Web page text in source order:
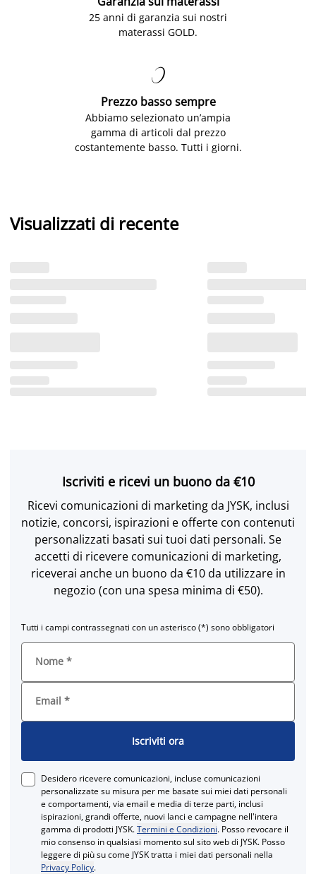
25 anni di garanzia sui nostri
materassi GOLD.

Prezzo basso sempre
Abbiamo selezionato un’ampia
gamma di articoli dal prezzo
costantemente basso. Tutti i giorni.
Visualizzati di recente
Iscriviti e ricevi un buono da €10
Ricevi comunicazioni di marketing da JYSK, inclusi
notizie, concorsi, ispirazioni e offerte con contenuti
personalizzati basati sui tuoi dati personali. Se
accetti di ricevere comunicazioni di marketing,
riceverai anche un buono da €10 da utilizzare in
negozio (con una spesa minima di €50).
Tutti i campi contrassegnati con un asterisco (*) sono obbligatori
Nome *
Email *
Iscriviti ora
Desidero ricevere comunicazioni, incluse comunicazioni
personalizzate su misura per me basate sui miei dati personali
e comportamenti, via email e media di terze parti, inclusi
ispirazioni, grandi offerte, nuovi lanci e campagne nell'intera
gamma di prodotti JYSK.Termini e Condizioni. Posso revocare il
mio consenso in qualsiasi momento sul sito web di JYSK. Posso
leggere di più su come JYSK tratta i miei dati personali nella
Privacy Policy.